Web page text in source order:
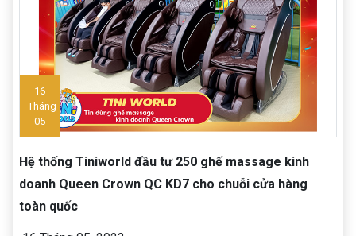
16
Tháng
05
Hệ thống Tiniworld đầu tư 250 ghế massage kinh
doanh Queen Crown QC KD7 cho chuỗi cửa hàng
toàn quốc